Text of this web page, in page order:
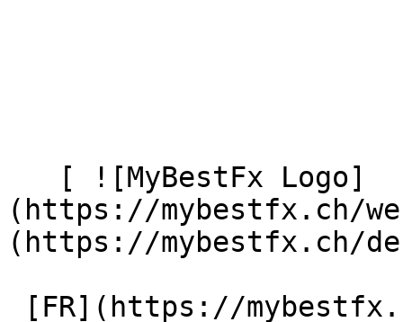
(https://mybestfx.ch/
(https://mybestfx.ch/